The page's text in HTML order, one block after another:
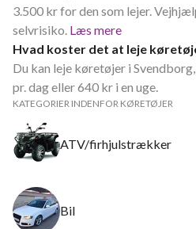
3.500 kr for den som lejer.
selvrisiko. Læs mere
Hvad koster det at leje
Du kan leje køretøjer i
pr. dag eller 640 kr i en uge.
KATEGORIER INDENFOR KØRETØJER
ATV/firhjulstrækker
Bil